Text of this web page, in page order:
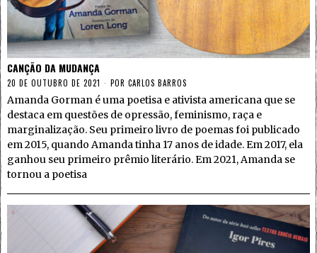
CANÇÃO DA MUDANÇA
20 DE OUTUBRO DE 2021 POR CARLOS BARROS
Amanda Gorman é uma poetisa e ativista americana que se
destaca em questões de opressão, feminismo, raça e
marginalização. Seu primeiro livro de poemas foi publicado
em 2015, quando Amanda tinha 17 anos de idade. Em 2017, ela
ganhou seu primeiro prêmio literário. Em 2021, Amanda se
tornou a poetisa